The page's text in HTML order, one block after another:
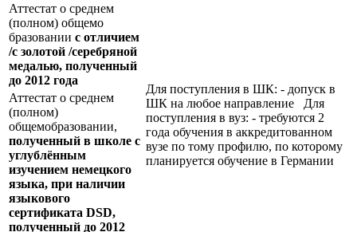
Аттестат о среднем
(полном) общемо
бразовании с отличием
/с золотой /серебряной
медалью, полученный
до 2012 года
Для поступления в ШК: - допуск в
ШК на любое направление Для
поступления в вуз: - требуются 2
года обучения в аккредитованном
вузе по тому профилю, по которому
планируется обучение в Германии
Аттестат о среднем
(полном)
общемобразовании,
полученный в школе с
углублённым
изучением немецкого
языка, при наличии
языкового
сертификата DSD,
полученный до 2012